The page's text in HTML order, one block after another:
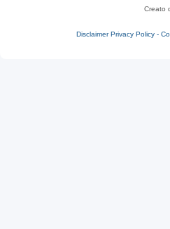
Creato
Disclaimer Privacy Policy -